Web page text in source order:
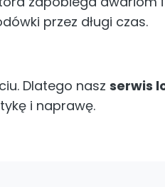
przez długi czas.
Dlatego nasz serwis
i naprawę.